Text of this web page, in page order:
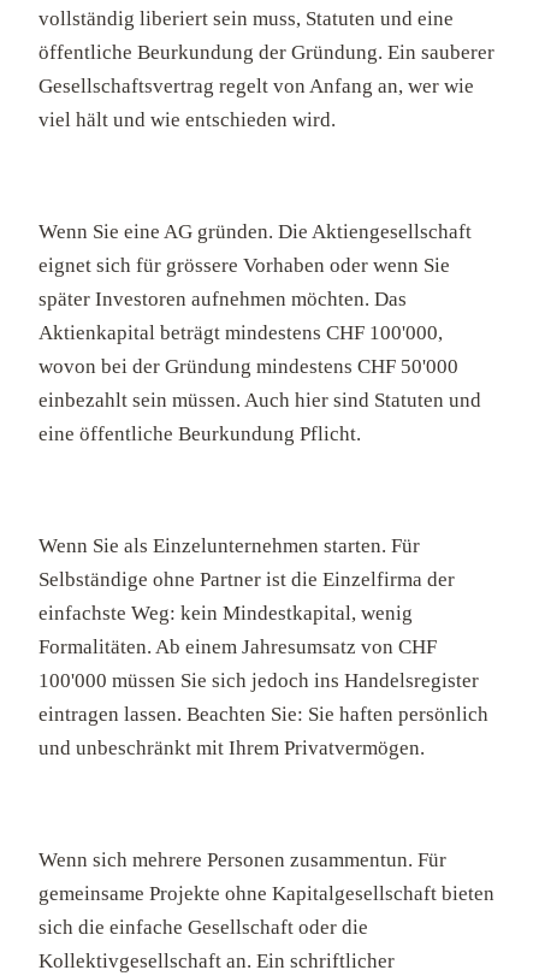
vollständig liberiert sein muss, Statuten und eine
öffentliche Beurkundung der Gründung. Ein sauberer
Gesellschaftsvertrag regelt von Anfang an, wer wie
viel hält und wie entschieden wird.
Wenn Sie eine AG gründen. Die Aktiengesellschaft
eignet sich für grössere Vorhaben oder wenn Sie
später Investoren aufnehmen möchten. Das
Aktienkapital beträgt mindestens CHF 100'000,
wovon bei der Gründung mindestens CHF 50'000
einbezahlt sein müssen. Auch hier sind Statuten und
eine öffentliche Beurkundung Pflicht.
Wenn Sie als Einzelunternehmen starten. Für
Selbständige ohne Partner ist die Einzelfirma der
einfachste Weg: kein Mindestkapital, wenig
Formalitäten. Ab einem Jahresumsatz von CHF
100'000 müssen Sie sich jedoch ins Handelsregister
eintragen lassen. Beachten Sie: Sie haften persönlich
und unbeschränkt mit Ihrem Privatvermögen.
Wenn sich mehrere Personen zusammentun. Für
gemeinsame Projekte ohne Kapitalgesellschaft bieten
sich die einfache Gesellschaft oder die
Kollektivgesellschaft an. Ein schriftlicher